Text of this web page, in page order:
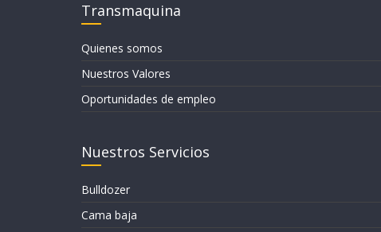
Transmaquina
Quienes somos
Nuestros Valores
Oportunidades de empleo
Nuestros Servicios
Bulldozer
Cama baja